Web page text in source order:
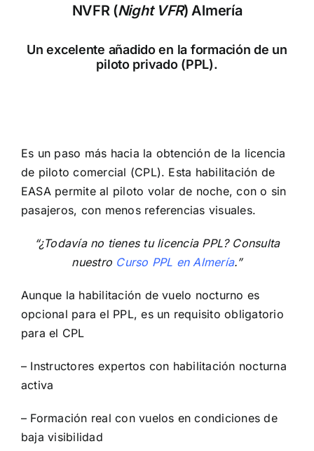
NVFR (Night VFR) Almería
Un excelente añadido en la formación de un
piloto privado (PPL).
Es un paso más hacia la obtención de la licencia
de piloto comercial (CPL). Esta habilitación de
EASA permite al piloto volar de noche, con o sin
pasajeros, con menos referencias visuales.
“¿Todavía no tienes tu licencia PPL? Consulta
nuestro Curso PPL en Almería.”
Aunque la habilitación de vuelo nocturno es
opcional para el PPL, es un requisito obligatorio
para el CPL
– Instructores expertos con habilitación nocturna
activa
– Formación real con vuelos en condiciones de
baja visibilidad